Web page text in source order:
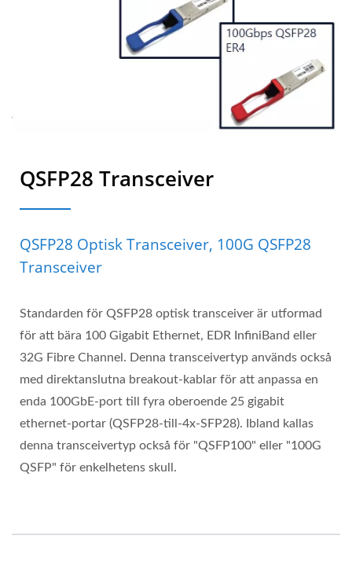
QSFP28 Transceiver
QSFP28 Optisk Transceiver, 100G QSFP28
Transceiver
Standarden för QSFP28 optisk transceiver är utformad
för att bära 100 Gigabit Ethernet, EDR InfiniBand eller
32G Fibre Channel. Denna transceivertyp används också
med direktanslutna breakout-kablar för att anpassa en
enda 100GbE-port till fyra oberoende 25 gigabit
ethernet-portar (QSFP28-till-4x-SFP28). Ibland kallas
denna transceivertyp också för "QSFP100" eller "100G
QSFP" för enkelhetens skull.